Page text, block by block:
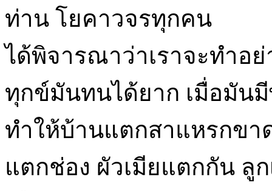
ท่าน โยคาวจรทุกคน
ได้พิจารณาว่าเราจะทำอ
ทุกข์มันทนได้ยาก เมื่อมัน
ทำให้บ้านแตกสาแหรกข
แตกช่อง ผัวเมียแตกกัน ลู